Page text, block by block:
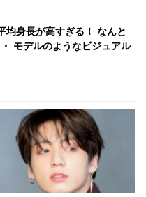
均身長が高すぎる！ なんと
モデルのようなビジュアル